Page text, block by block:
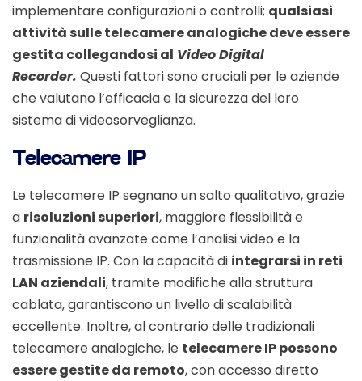
implementare configurazioni o controlli; qualsiasi
attività sulle telecamere analogiche deve essere
gestita collegandosi al Video Digital
Recorder. Questi fattori sono cruciali per le aziende
che valutano l’efficacia e la sicurezza del loro
sistema di videosorveglianza.
Telecamere IP
Le telecamere IP segnano un salto qualitativo, grazie
a risoluzioni superiori, maggiore flessibilità e
funzionalità avanzate come l’analisi video e la
trasmissione IP. Con la capacità di integrarsi in reti
LAN aziendali, tramite modifiche alla struttura
cablata, garantiscono un livello di scalabilità
eccellente. Inoltre, al contrario delle tradizionali
telecamere analogiche, le telecamere IP possono
essere gestite da remoto, con accesso diretto